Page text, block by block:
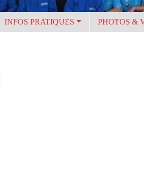
INFOS PRATIQUES PHOTOS &